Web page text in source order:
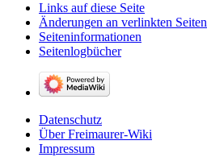
Links auf diese Seite
Änderungen an verlinkten Seiten
Seiten­­informationen
Seitenlogbücher
Datenschutz
Über Freimaurer-Wiki
Impressum